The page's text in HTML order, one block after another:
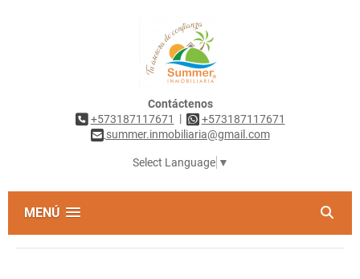
Contáctenos
+573187117671
|
+573187117671
summer.inmobiliaria@gmail.com
Select Language ▼
MENÚ